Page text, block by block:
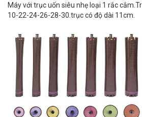
Máy với trục uốn siêu nhẹ loại 1 rắc
10-22-24-26-28-30.trục có độ dài 11cm.